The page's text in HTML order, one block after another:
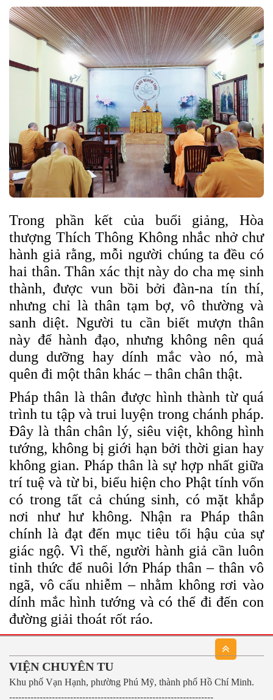
Trong phần kết của buổi giảng, Hòa
thượng Thích Thông Không nhắc nhở chư
hành giả rằng, mỗi người chúng ta đều có
hai thân. Thân xác thịt này do cha mẹ sinh
thành, được vun bồi bởi đàn-na tín thí,
nhưng chỉ là thân tạm bợ, vô thường và
sanh diệt. Người tu cần biết mượn thân
này để hành đạo, nhưng không nên quá
dung dưỡng hay dính mắc vào nó, mà
quên đi một thân khác – thân chân thật.
Pháp thân là thân được hình thành từ quá
trình tu tập và trui luyện trong chánh pháp.
Đây là thân chân lý, siêu việt, không hình
tướng, không bị giới hạn bởi thời gian hay
không gian. Pháp thân là sự hợp nhất giữa
trí tuệ và từ bi, biểu hiện cho Phật tính vốn
có trong tất cả chúng sinh, có mặt khắp
nơi như hư không. Nhận ra Pháp thân
chính là đạt đến mục tiêu tối hậu của sự
giác ngộ. Vì thế, người hành giả cần luôn
tỉnh thức để nuôi lớn Pháp thân – thân vô
ngã, vô cấu nhiễm – nhằm không rơi vào
dính mắc hình tướng và có thể đi đến con
đường giải thoát rốt ráo.
VIỆN CHUYÊN TU
Khu phố Vạn Hạnh, phường Phú Mỹ, thành phố Hồ Chí Minh.
-------------------------------------------------------------------